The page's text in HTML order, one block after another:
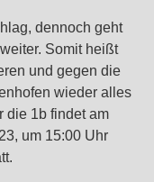
dennoch geht
Somit heißt
und gegen die
wieder alles
die 1b findet am
um 15:00 Uhr